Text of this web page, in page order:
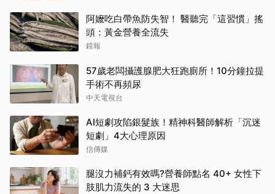
阿嬤吃白帶魚防失智！ 醫聽完「這習慣」搖
頭：黃金營養全流失
鏡報
57歲老闆攝護腺肥大狂跑廁所！10分鐘拉提
手術不再頻尿
中天電視台
AI短劇攻陷銀髮族！精神科醫師解析「沉迷
短劇」4大心理原因
信傳媒
腿沒力補鈣有效嗎?營養師點名 40+ 女性下
肢肌力流失的 3 大迷思